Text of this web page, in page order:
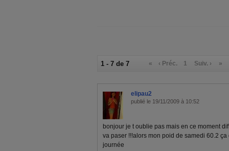
1 - 7 de 7 « ‹ Préc. 1 Suiv. › »
elipau2
publié le 19/11/2009 à 10:52
bonjour je t oublie pas mais en ce moment
va paser !!!alors mon poid de samedi 60.2
journée